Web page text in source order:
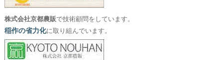
株式会社京都農販で技術顧問をしています。
稲作の省力化に取り組んでいます。